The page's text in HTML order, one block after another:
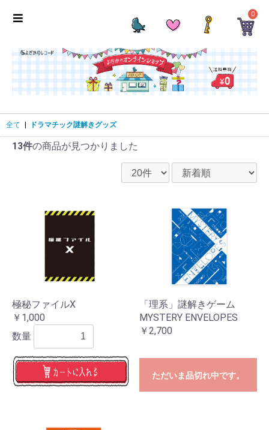
0
全て | ドラマチック謎解きグッズ
13件の商品が見つかりました
極秘ファイルX
￥1,000
数量
「理系」謎解きゲーム
MYSTERY ENVELOPES
￥2,700
ただいま品切れ中です。